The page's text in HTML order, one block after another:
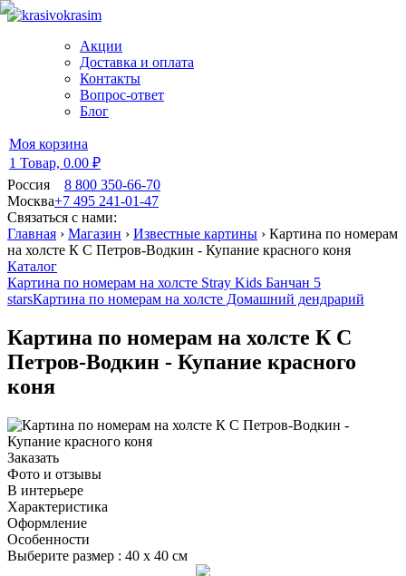
Акции
Доставка и оплата
Контакты
Вопрос-ответ
Блог
Моя корзина
1 Товар, 0.00 ₽
Россия
8 800 350-66-70
Москва+7 495 241-01-47
Связаться с нами:
Главная › Магазин › Известные картины › Картина по номерам
на холсте К С Петров-Водкин - Купание красного коня
Каталог
Картина по номерам на холсте Stray Kids Банчан 5
starsКартина по номерам на холсте Домашний дендрарий
Картина по номерам на холсте К С
Петров-Водкин - Купание красного
коня
Заказать
Фото и отзывы
В интерьере
Характеристика
Оформление
Особенности
Выберите размер : 40 х 40 см